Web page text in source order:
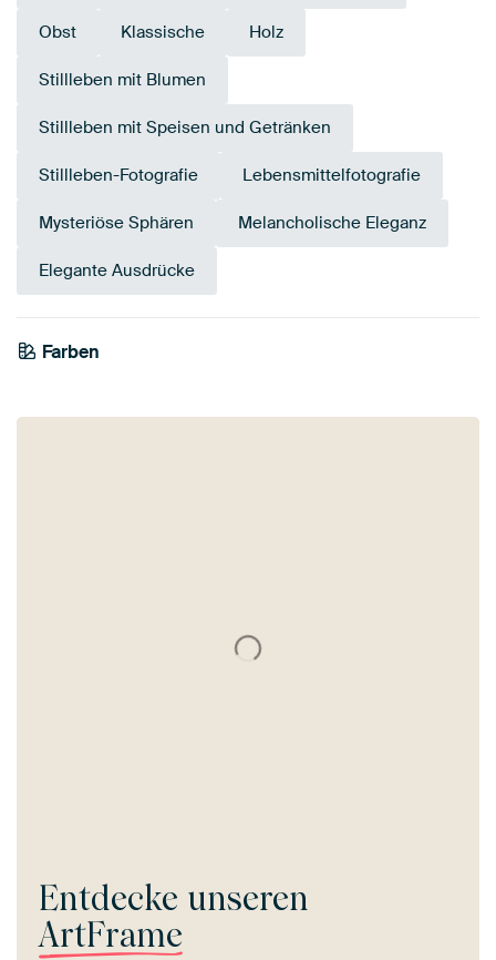
Obst Klassische Holz
Stillleben mit Blumen
Stillleben mit Speisen und Getränken
Stillleben-Fotografie Lebensmittelfotografie
Mysteriöse Sphären Melancholische Eleganz
Elegante Ausdrücke
Farben
Grau
Marineblau
Entdecke unseren
ArtFrame